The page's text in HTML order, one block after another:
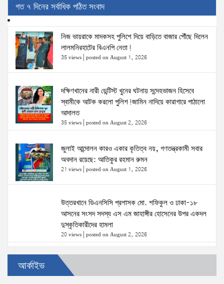
গত ৭ দিনের সর্বাধিক পঠিত সংবাদ
নিজ ভায়রাকে মাদকসহ পুলিশে দিয়ে বাড়িতে বাজার পৌঁছে দিলেন
লালমনিরহাটের বিএনপি নেতা!
35 views posted on August 1, 2026
দক্ষিণখানের নারী ডেন্টিস্ট খুনের ঘটনায় সন্দেহভাজন হিসেবে
স্বামীকে আটক করলো পুলিশ!জামিন নাদিয়ে কারাগারে পাঠালো
আদালত
35 views posted on August 2, 2026
জুলাই আন্দোলন কারও একার কৃতিত্ব নয়, গণতন্ত্রকামী সবার
অবদান রয়েছে: আতিকুর রহমান রুমন
21 views posted on August 1, 2026
উত্তরখানে ডিএনসিসি প্রশাসক মো. শফিকুল ও ঢাকা-১৮
আসনের সংসদ সদস্য এস এম জাহাঙ্গীর হোসেনের উপর একদল
দুস্কৃতিকারীদের হামলা
20 views posted on August 2, 2026
৫ আগস্টের স্মরণসভা সফল করতে প্রস্তুতি সভা অনুষ্ঠিত
19 views
আর্কাইভ